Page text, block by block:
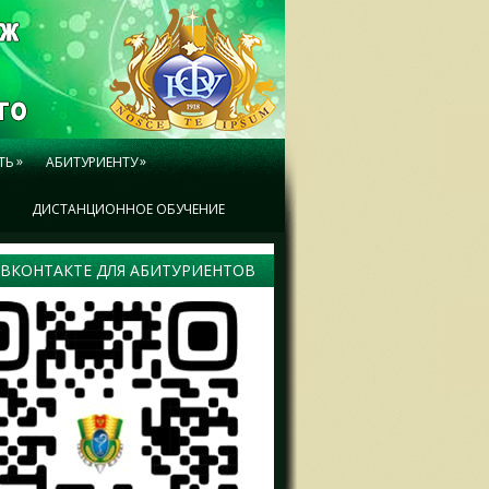
» АБИТУРИЕНТУ»
ДИСТАНЦИОННОЕ ОБУЧЕНИЕ
ДЛЯ АБИТУРИЕНТОВ